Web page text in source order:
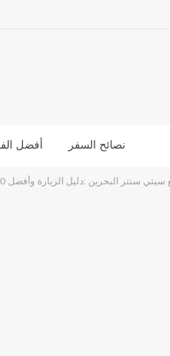
نصائح السفر أفضل
سنتر البحرين :دليل الزيارة وأفضل 10 أنشطة لممارستها